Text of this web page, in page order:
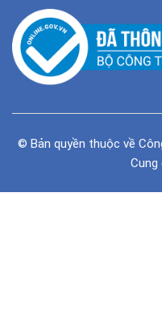
© Bản quyền thuộc về
Cung